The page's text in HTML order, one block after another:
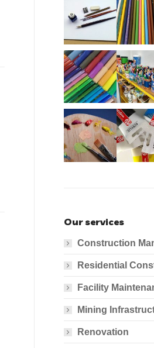
Our services
Construction
Residential
Facility
Mining
Renovation